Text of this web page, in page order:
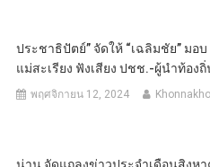
ประชาธิปัตย์” จัดให้ “เฉลิมชัย” มอ
แม่สะเรียง ฟังเสียง ปชช.-ผู้นำท้อง
พฤศจิกายน 12, 2024
น่าน จัดแถลงข่าวประจำเดือนสิงห